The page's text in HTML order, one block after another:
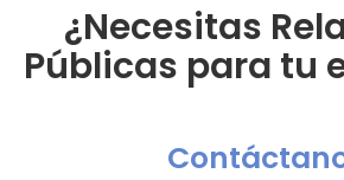
¿Necesitas
Públicas para tu